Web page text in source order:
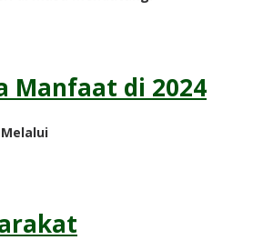
Manfaat di 2024